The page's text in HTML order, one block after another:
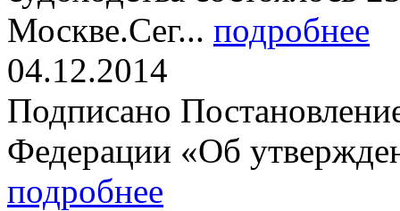
Москве.Сег... подробнее
04.12.2014
Подписано
Федерации «Об
подробнее